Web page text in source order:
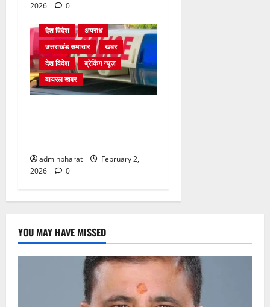
2026
0
देश विदेश
अपराध
उत्तराखंड समाचार
खबर
देश विदेश
ब्रेकिंग न्यूज़
वायरल खबर
adminbharat
February 2,
2026
0
YOU MAY HAVE MISSED